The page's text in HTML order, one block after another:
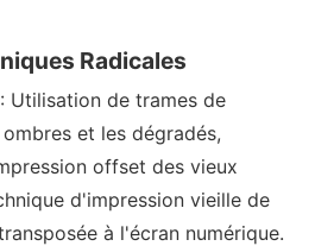
Radicales
: Utilisation de trames de
et les dégradés,
offset des vieux
d'impression vieille de
à l'écran numérique.